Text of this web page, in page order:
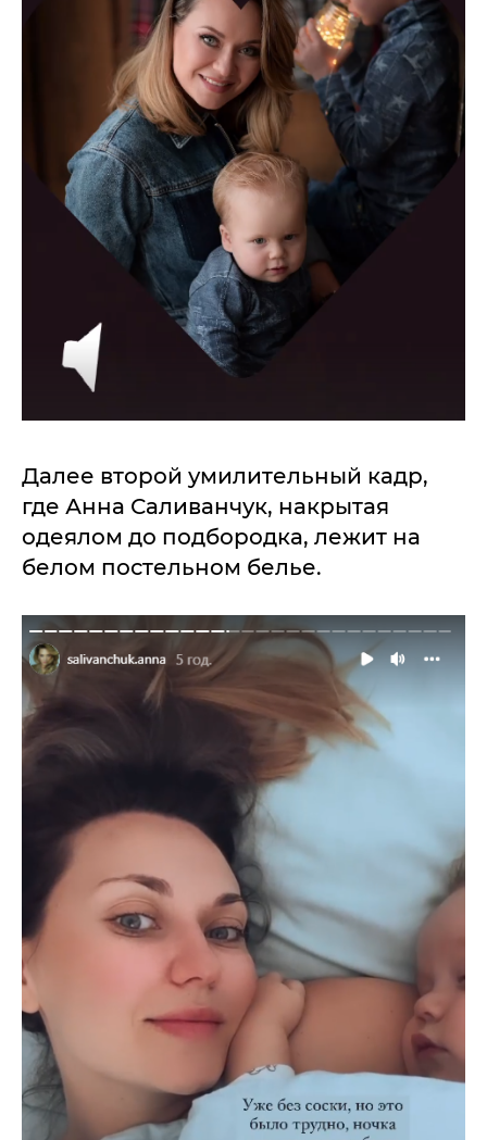
Далее второй умилительный кадр,
где Анна Саливанчук, накрытая
одеялом до подбородка, лежит на
белом постельном белье.